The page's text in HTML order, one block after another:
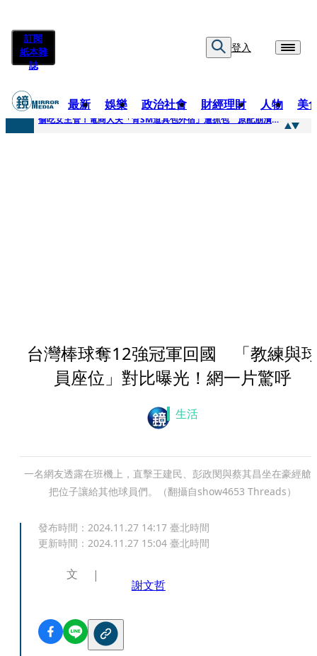
訂閱
紙本雜
誌
登入
最新 娛樂 政治社會 財經理財 人物 美
快訊
偷吃女主管！電商人夫「背SM道具包外宿」遭抓包 原配崩潰求償100萬：從未用過此類
台灣棒球奪12強冠軍回國 「教練與
員座位」對比曝光！網一片驚呼
生活
一名網友透露在班機上，直擊王建民、彭政閔與蔡其昌坐在豪經艙
把位子讓給其他球員們。（翻攝自show4653 Threads）
發布時間： 2024.11.27 14:17 臺北時間
更新時間： 2024.11.27 15:04 臺北時間
文
謝文哲